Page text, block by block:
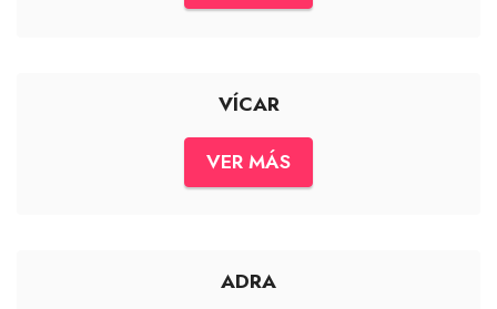
VÍCAR
VER MÁS
ADRA